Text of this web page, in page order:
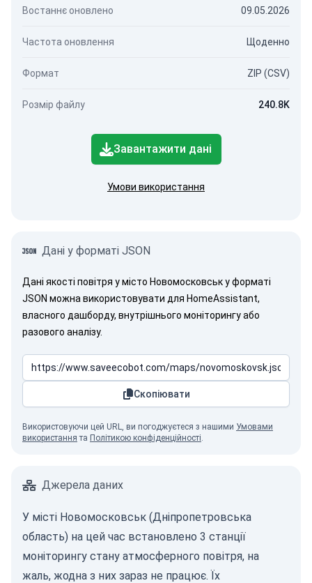
Востаннє оновлено 09.05.2026
Частота оновлення Щоденно
Формат ZIP (CSV)
Розмір файлу 240.8K
Завантажити дані
Умови використання
Дані у форматі JSON
Дані якості повітря у місто Новомосковськ у форматі
JSON можна використовувати для HomeAssistant,
власного дашборду, внутрішнього моніторингу або
разового аналізу.
Скопіювати
Використовуючи цей URL, ви погоджуєтеся з нашими Умовами
використання та Політикою конфіденційності.
Джерела даних
У місті Новомосковськ (Дніпропетровська
область) на цей час встановлено 3 станції
моніторингу стану атмосферного повітря, на
жаль, жодна з них зараз не працює. Їх